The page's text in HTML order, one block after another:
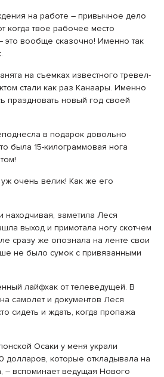
на работе – привычное дело
когда твое рабочее место
это вообще сказочно! Именно так
на съемках известного тревел-
стали как раз Канаары. Именно
праздновать новый год своей
в подарок довольно
была 15-килограммовая нога
очень велик! Как же его
заметила Леся
выход и примотала ногу скотчем
сразу же опознала на ленте свои
не было сумок с привязанными
лайфхак от телеведущей. В
самолет и документов Леся
сидеть и ждать, когда пропажа
Осаки у меня украли
долларов, которые откладывала на
– вспоминает ведущая Нового